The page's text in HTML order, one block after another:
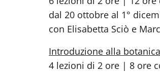
dal 20 ottobre al 1°
con Elisabetta Sciò e
Introduzione alla botanica
4 lezioni di 2 ore | 8 ore